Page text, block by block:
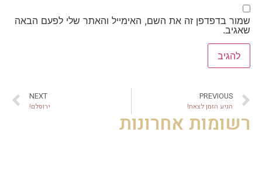
שמור בדפדפן זה את השם, האימייל והאתר שלי לפעם הבאה
שאגיב.
PREVIOUS
הגיע הזמן לצאת!
NEXT
ירוסלם!
רשומות אחרונות